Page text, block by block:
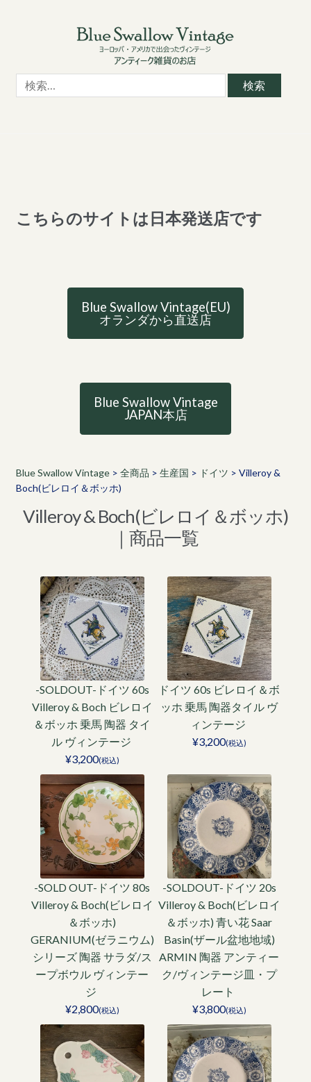
検
索:
こちらのサイトは日本発送店です
Blue Swallow Vintage(EU)
オランダから直送店
Blue Swallow Vintage
JAPAN本店
Blue Swallow Vintage> 全商品 > 生産国 > ドイツ > Villeroy &
Boch(ビレロイ＆ボッホ)
Villeroy & Boch(ビレロイ＆ボッホ)
｜商品一覧
-SOLDOUT-ドイツ 60s
Villeroy & Boch ビレロイ
＆ボッホ 乗馬 陶器 タイ
ル ヴィンテージ
¥3,200(税込)
ドイツ 60s ビレロイ＆ボ
ッホ 乗馬 陶器タイル ヴ
ィンテージ
¥3,200(税込)
-SOLD OUT-ドイツ 80s
Villeroy & Boch(ビレロイ
＆ボッホ)
GERANIUM(ゼラニウム)
シリーズ 陶器 サラダ/ス
ープボウル ヴィンテー
ジ
¥2,800(税込)
-SOLDOUT-ドイツ 20s
Villeroy & Boch(ビレロイ
＆ボッホ) 青い花 Saar
Basin(ザール盆地地域)
ARMIN 陶器 アンティー
ク/ヴィンテージ皿・プ
レート
¥3,800(税込)